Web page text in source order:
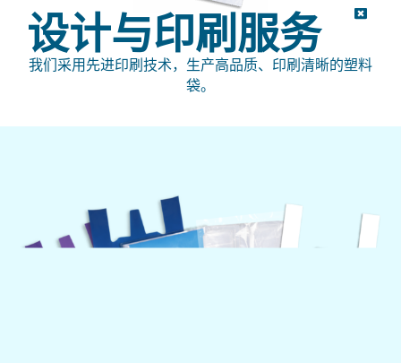
设计与印刷服务
我们采用先进印刷技术，生产高品质、印刷清晰的塑料
袋。